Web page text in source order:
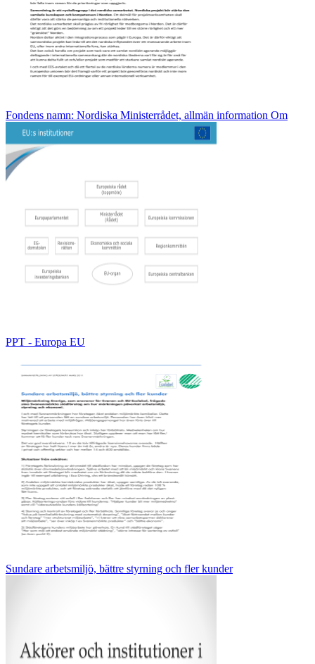
Fondens namn: Nordiska Ministerrådet, allmän information Om
PPT - Europa EU
Sundare arbetsmiljö, bättre styrning och fler kunder